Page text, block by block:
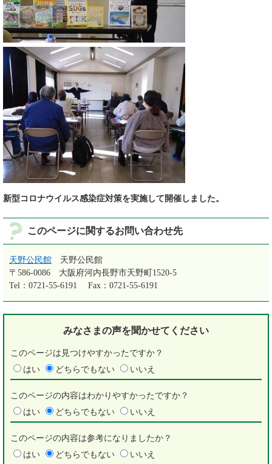
新型コロナウイルス感染症対策を実施して開催しました。
このページに関するお問い合わせ先
天野公民館
天野公民館
〒586-0086
大阪府河内長野市天野町1520-5
Tel：0721-55-6191
Fax：0721-55-6191
みなさまの声を聞かせてください
このページは見つけやすかったですか？
はい
どちらでもない いいえ
このページの内容はわかりやすかったですか？
はい
どちらでもない いいえ
このページの内容は参考になりましたか？
はい
どちらでもない いいえ